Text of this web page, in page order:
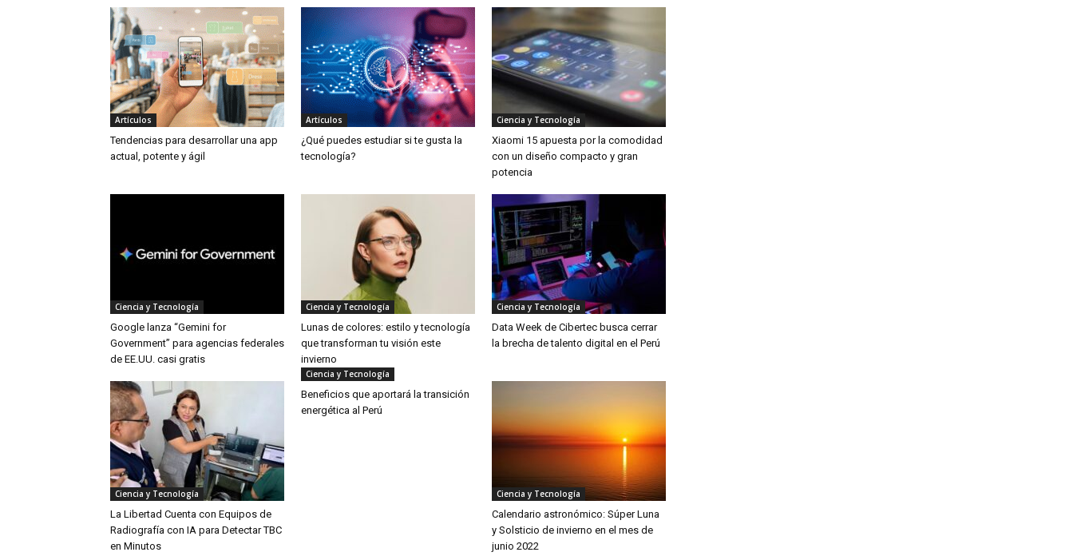
Artículos
Tendencias para desarrollar una app
actual, potente y ágil
Artículos
¿Qué puedes estudiar si te gusta la
tecnología?
Ciencia y Tecnología
Xiaomi 15 apuesta por la comodidad
con un diseño compacto y gran
potencia
Ciencia y Tecnología
Google lanza “Gemini for
Government” para agencias federales
de EE.UU. casi gratis
Ciencia y Tecnología
Lunas de colores: estilo y tecnología
que transforman tu visión este
invierno
Ciencia y Tecnología
Data Week de Cibertec busca cerrar
la brecha de talento digital en el Perú
Ciencia y Tecnología
La Libertad Cuenta con Equipos de
Radiografía con IA para Detectar TBC
en Minutos
Ciencia y Tecnología
Beneficios que aportará la transición
energética al Perú
Ciencia y Tecnología
Calendario astronómico: Súper Luna
y Solsticio de invierno en el mes de
junio 2022